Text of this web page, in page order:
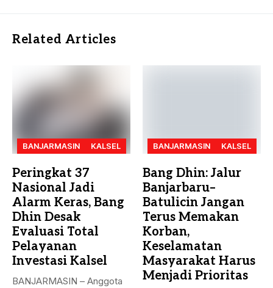
Related Articles
BANJARMASIN KALSEL
Peringkat 37
Nasional Jadi
Alarm Keras, Bang
Dhin Desak
Evaluasi Total
Pelayanan
Investasi Kalsel
BANJARMASIN – Anggota
BANJARMASIN KALSEL
Bang Dhin: Jalur
Banjarbaru–
Batulicin Jangan
Terus Memakan
Korban,
Keselamatan
Masyarakat Harus
Menjadi Prioritas